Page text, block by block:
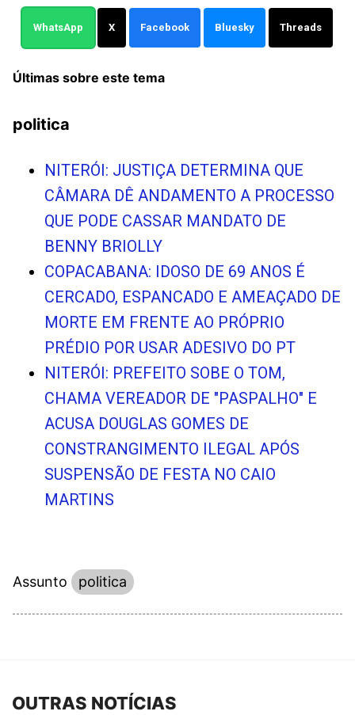
WhatsApp X Facebook Bluesky Threads
Últimas sobre este tema
politica
NITERÓI: JUSTIÇA DETERMINA QUE
CÂMARA DÊ ANDAMENTO A PROCESSO
QUE PODE CASSAR MANDATO DE
BENNY BRIOLLY
COPACABANA: IDOSO DE 69 ANOS É
CERCADO, ESPANCADO E AMEAÇADO DE
MORTE EM FRENTE AO PRÓPRIO
PRÉDIO POR USAR ADESIVO DO PT
NITERÓI: PREFEITO SOBE O TOM,
CHAMA VEREADOR DE "PASPALHO" E
ACUSA DOUGLAS GOMES DE
CONSTRANGIMENTO ILEGAL APÓS
SUSPENSÃO DE FESTA NO CAIO
MARTINS
Assunto politica
OUTRAS NOTÍCIAS